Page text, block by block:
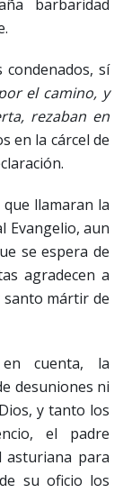
barbaridad
sí
el camino, y
rezaban en
en la cárcel de
llamaran la
Evangelio, aun
se espera de
agradecen a
santo mártir de
cuenta, la
desuniones ni
y tanto los
el padre
asturiana para
su oficio los